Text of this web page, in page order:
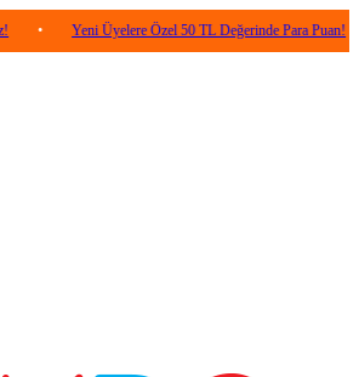
Yeni Üyelere Özel 50 TL Değerinde Para Puan! •